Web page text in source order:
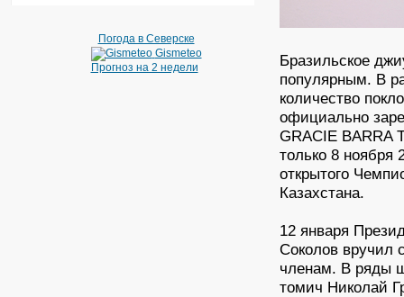
Погода в Северске
Gismeteo
Прогноз на 2 недели
Бразильское
популярным. В
количество
официально
GRACIE BARRA
только 8 ноября
открытого
Казахстана.
12 января
Соколов вручил
членам. В ряды
томич Николай